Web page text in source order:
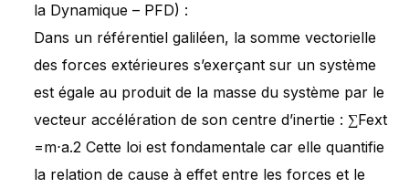
la Dynamique – PFD) :
Dans un référentiel galiléen, la somme vectorielle
des forces extérieures s’exerçant sur un système
est égale au produit de la masse du système par le
vecteur accélération de son centre d’inertie : ∑Fext​
=m⋅a.2 Cette loi est fondamentale car elle quantifie
la relation de cause à effet entre les forces et le